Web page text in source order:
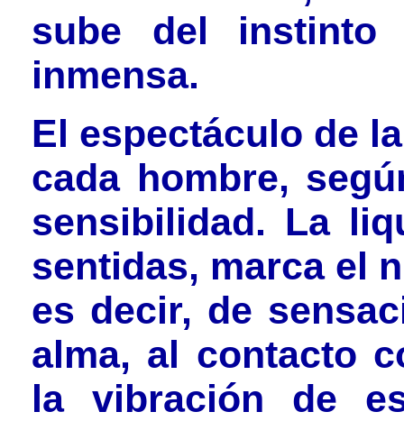
sube del instinto
inmensa.
El espectáculo de
cada hombre,
sensibilidad. La
sentidas, marca el
es decir, de
alma, al contacto
la vibración de